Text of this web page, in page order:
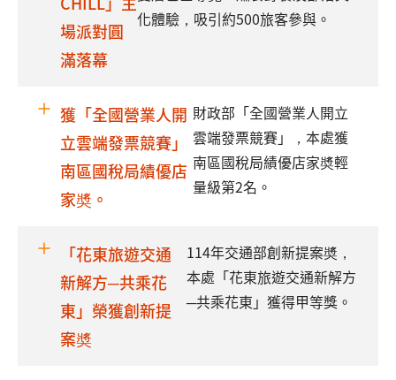
場派對圓
滿落幕
化體驗，吸引約500旅客參與。
獲「全國營業人開
立雲端發票競賽」
南區國稅局績優店
家奬。
財政部「全國營業人開立
雲端發票競賽」，本處獲
南區國稅局績優店家奬輕
量級第2名。
「花東旅遊交通
新解方─共乘花
東」榮獲創新提
案奬
114年交通部創新提案奬，
本處「花東旅遊交通新解方
─共乘花東」獲得甲等獎。